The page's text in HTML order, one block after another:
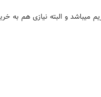
میباشد و البته نیازی هم به